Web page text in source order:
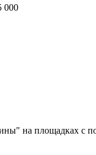
000
на площадках с